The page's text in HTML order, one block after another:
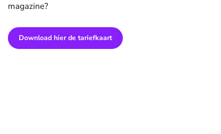
magazine?
Download hier de tariefkaart